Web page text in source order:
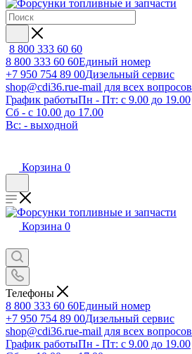
8 800 333 60 60
8 800 333 60 60Единый номер
+7 950 754 89 00Дизельный сервис
shop@cdi36.rue-mail для всех вопросов
График работыПн - Пт: с 9.00 до 19.00
Сб - с 10.00 до 17.00
Вс: - выходной
Корзина 0
Корзина 0
Телефоны
8 800 333 60 60Единый номер
+7 950 754 89 00Дизельный сервис
shop@cdi36.rue-mail для всех вопросов
График работыПн - Пт: с 9.00 до 19.00